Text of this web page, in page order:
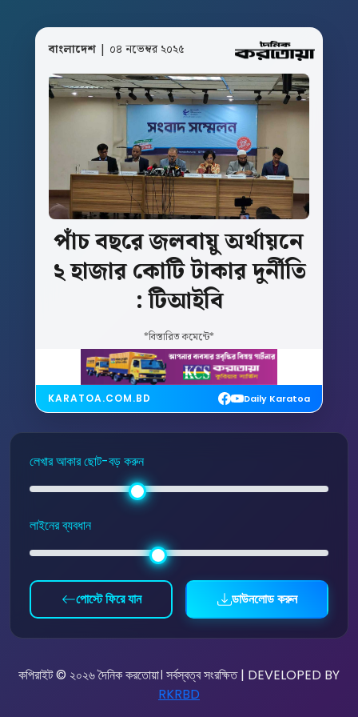
বাংলাদেশ | ০৪ নভেম্বর ২০২৫
পাঁচবছরেজলবায়ুঅর্থায়নে
২হাজারকোটিটাকারদুর্নীতি
:টিআইবি
*বিস্তারিত কমেন্টে*
KARATOA.COM.BD Daily Karatoa
লেখার আকার ছোট-বড় করুন
লাইনের ব্যবধান
পোস্টে ফিরে যান ডাউনলোড করুন
কপিরাইট © ২০২৬ দৈনিক করতোয়া। সর্বস্বত্ব সংরক্ষিত | DEVELOPED BY
RKRBD